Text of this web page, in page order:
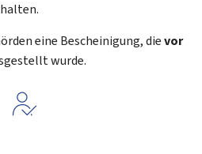
eine Bescheinigung, dievor
wurde.